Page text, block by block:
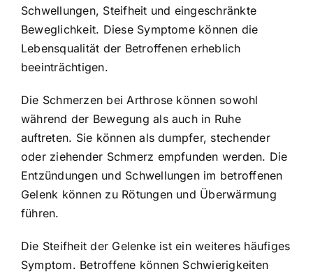
Schwellungen, Steifheit und eingeschränkte
Beweglichkeit. Diese Symptome können die
Lebensqualität der Betroffenen erheblich
beeinträchtigen.
Die Schmerzen bei Arthrose können sowohl
während der Bewegung als auch in Ruhe
auftreten. Sie können als dumpfer, stechender
oder ziehender Schmerz empfunden werden. Die
Entzündungen und Schwellungen im betroffenen
Gelenk können zu Rötungen und Überwärmung
führen.
Die Steifheit der Gelenke ist ein weiteres häufiges
Symptom. Betroffene können Schwierigkeiten